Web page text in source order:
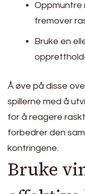
Oppmuntre
fremover
Bruke en
Å øve på disse
spillerne med å
for å reagere
forbedrer den
kontringene.
Bruke